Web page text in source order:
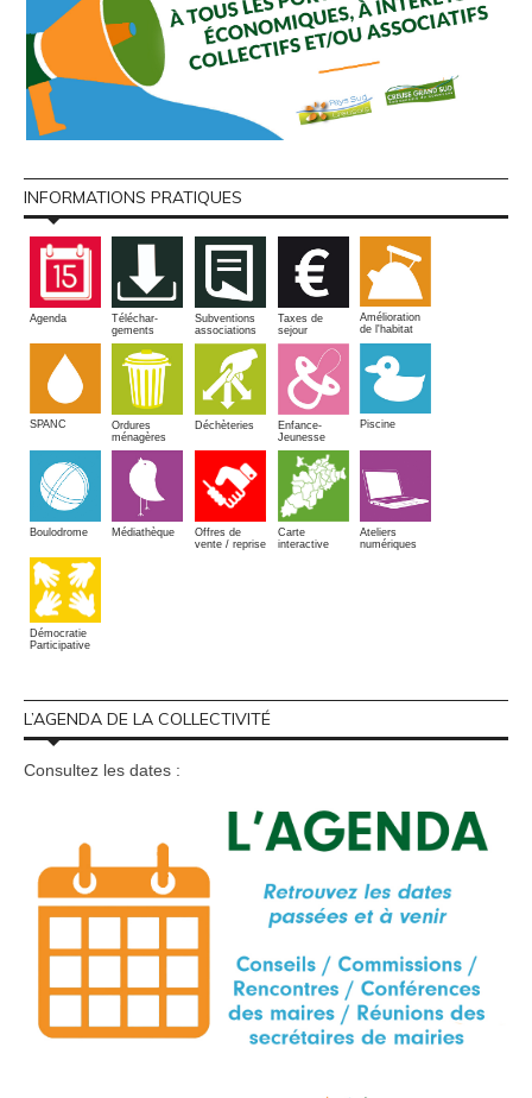
INFORMATIONS PRATIQUES
Agenda
Téléchar-
gements
Subventions
associations
Taxes de
sejour
Amélioration
de l'habitat
SPANC
Ordures
ménagères
Déchèteries
Enfance-
Jeunesse
Piscine
Boulodrome Médiathèque
Offres de
vente / reprise
Carte
interactive
Ateliers
numériques
Démocratie
Participative
L’AGENDA DE LA COLLECTIVITÉ
Consultez les dates :